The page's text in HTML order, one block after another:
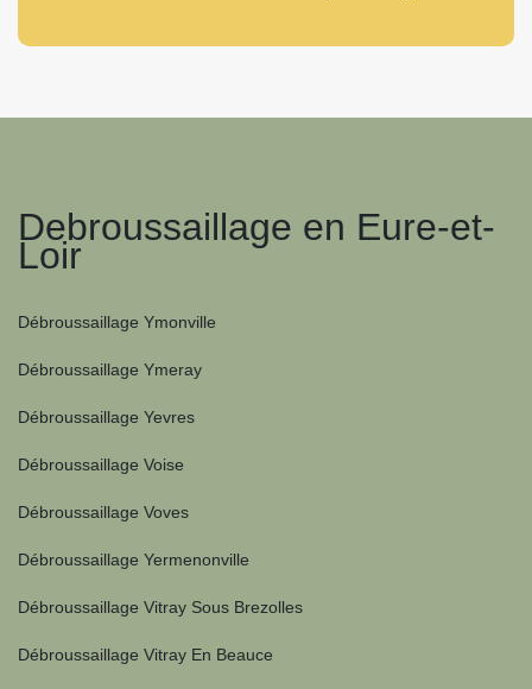
Debroussaillage en Eure-et-
Loir
Débroussaillage Ymonville
Débroussaillage Ymeray
Débroussaillage Yevres
Débroussaillage Voise
Débroussaillage Voves
Débroussaillage Yermenonville
Débroussaillage Vitray Sous Brezolles
Débroussaillage Vitray En Beauce